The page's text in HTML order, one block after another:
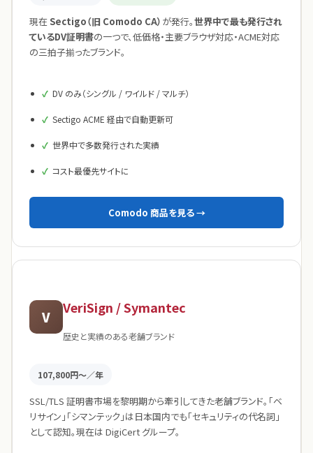
現在Sectigo（旧 Comodo CA） が発行。世界中で最も発行され
ているDV証明書の一つで、低価格・主要ブラウザ対応・ACME対応
の三拍子揃ったブランド。
DV のみ（シングル / ワイルド / マルチ）
Sectigo ACME 経由で自動更新可
世界中で多数発行された実績
コスト最優先サイトに
Comodo 商品を見る →
V
VeriSign / Symantec
歴史と実績のある老舗ブランド
107,800円〜／年
SSL/TLS 証明書市場を黎明期から牽引してきた老舗ブランド。「ベ
リサイン」「シマンテック」は日本国内でも「セキュリティの代名詞」
として認知。現在は DigiCert グループ。